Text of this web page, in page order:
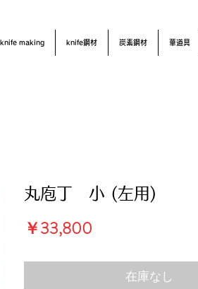
knife making knife鋼材 炭素鋼材 華道具
丸庖丁 小 (左用)
￥33,800
在庫なし